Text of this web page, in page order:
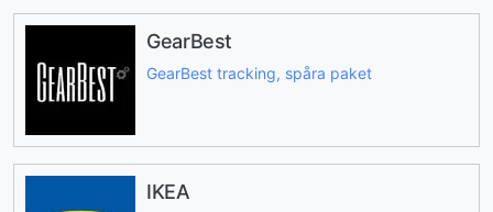
GearBest
GearBest tracking, spåra paket
IKEA